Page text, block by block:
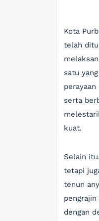
Kota
telah
satu
serta
kuat.
Selain
tetapi
tenun
dengan